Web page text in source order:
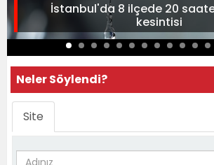
İstanbul'da 8 ilçede 20
kesintisi
Neler Söylendi?
Site